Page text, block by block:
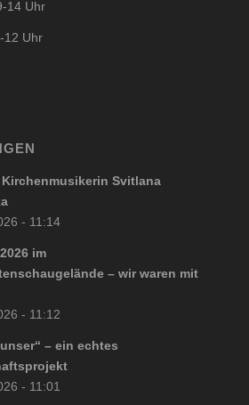
14 Uhr
12 Uhr
Svitlana
- 11:14
im
– wir waren mit
- 11:12
– ein echtes
- 11:01